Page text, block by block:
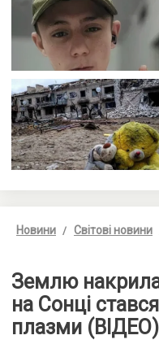
Новини Світові новини
Землю накрила
на Сонці
плазми (ВІДЕО)